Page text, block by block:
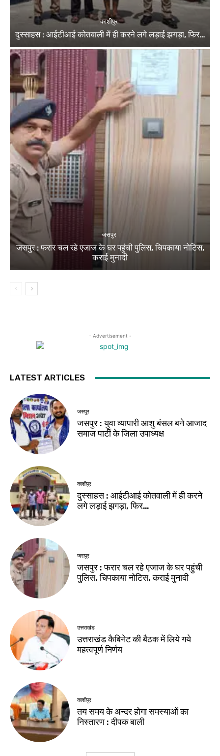
काशीपुर
दुस्साहस : आईटीआई कोतवाली में ही करने लगे लड़ाई झगड़ा, फिर…
जसपुर
जसपुर : फरार चल रहे एजाज के घर पहुंची पुलिस, चिपकाया नोटिस,
कराई मुनादी
- Advertisement -
LATEST ARTICLES
जसपुर
जसपुर : युवा व्यापारी आशु बंसल बने आजाद
समाज पार्टी के जिला उपाध्यक्ष
काशीपुर
दुस्साहस : आईटीआई कोतवाली में ही करने
लगे लड़ाई झगड़ा, फिर…
जसपुर
जसपुर : फरार चल रहे एजाज के घर पहुंची
पुलिस, चिपकाया नोटिस, कराई मुनादी
उत्तराखंड
उत्तराखंड कैबिनेट की बैठक में लिये गये
महत्वपूर्ण निर्णय
काशीपुर
तय समय के अन्दर होगा समस्याओं का
निस्तारण : दीपक बाली